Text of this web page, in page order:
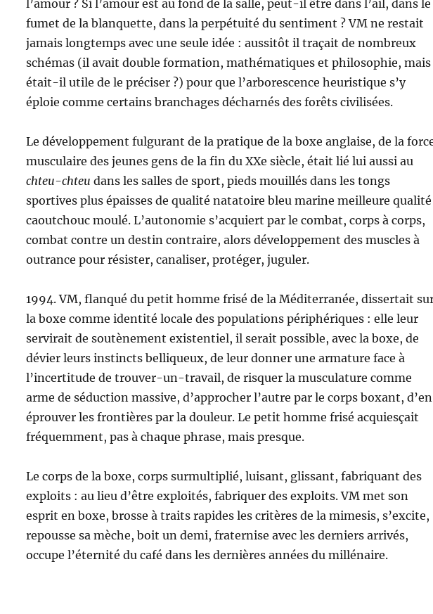
l’amour ? Si l’amour est au fond de la salle, peut-il être dans l’ail, dans le
fumet de la blanquette, dans la perpétuité du sentiment ? VM ne restait
jamais longtemps avec une seule idée : aussitôt il traçait de nombreux
schémas (il avait double formation, mathématiques et philosophie, mais
était-il utile de le préciser ?) pour que l’arborescence heuristique s’y
éploie comme certains branchages décharnés des forêts civilisées.
Le développement fulgurant de la pratique de la boxe anglaise, de la
musculaire des jeunes gens de la fin du XXe siècle, était lié lui aussi au
chteu-chteu dans les salles de sport, pieds mouillés dans les tongs
sportives plus épaisses de qualité natatoire bleu marine meilleure qualité
caoutchouc moulé. L’autonomie s’acquiert par le combat, corps à corps,
combat contre un destin contraire, alors développement des muscles à
outrance pour résister, canaliser, protéger, juguler.
1994. VM, flanqué du petit homme frisé de la Méditerranée, dissertait
la boxe comme identité locale des populations périphériques : elle leur
servirait de soutènement existentiel, il serait possible, avec la boxe, de
dévier leurs instincts belliqueux, de leur donner une armature face à
l’incertitude de trouver-un-travail, de risquer la musculature comme
arme de séduction massive, d’approcher l’autre par le corps boxant, d’en
éprouver les frontières par la douleur. Le petit homme frisé acquiesçait
fréquemment, pas à chaque phrase, mais presque.
Le corps de la boxe, corps surmultiplié, luisant, glissant, fabriquant des
exploits : au lieu d’être exploités, fabriquer des exploits. VM met son
esprit en boxe, brosse à traits rapides les critères de la mimesis, s’excite,
repousse sa mèche, boit un demi, fraternise avec les derniers arrivés,
occupe l’éternité du café dans les dernières années du millénaire.